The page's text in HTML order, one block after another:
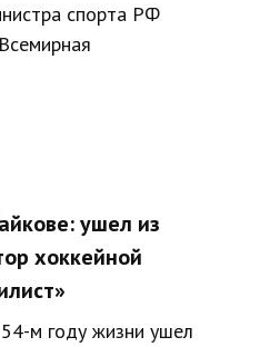
спорта РФ
ушел из
хоккейной
м году жизни ушел